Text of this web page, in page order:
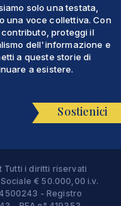
solo una testata,
una voce collettiva. Con
contributo, proteggi il
dell'informazione e
a queste storie di
a esistere.
Sostienici
i diritti riservati
€ 50.000,00 i.v.
- Registro